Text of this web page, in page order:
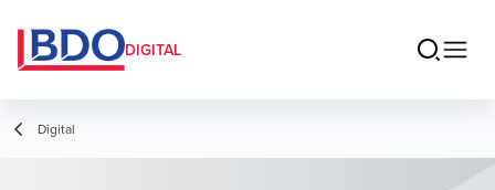
DIGITAL
Digital